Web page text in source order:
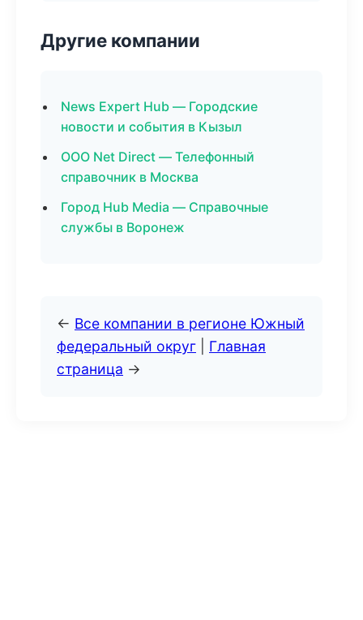
Другие компании
News Expert Hub — Городские
новости и события в Кызыл
ООО Net Direct — Телефонный
справочник в Москва
Город Hub Media — Справочные
службы в Воронеж
← Все компании в регионе Южный
федеральный округ
Главная
страница →